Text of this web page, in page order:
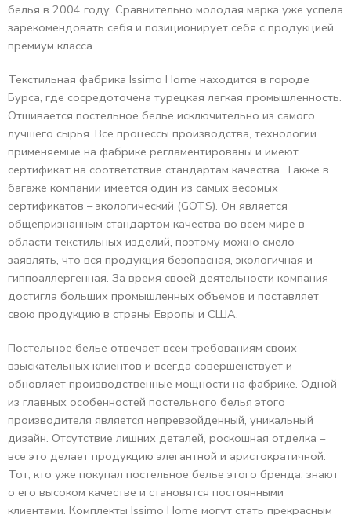
белья в 2004 году. Сравнительно молодая марка уже успела
зарекомендовать себя и позиционирует себя с продукцией
премиум класса.
Текстильная фабрика Issimo Home находится в городе
Бурса, где сосредоточена турецкая легкая промышленность.
Отшивается постельное белье исключительно из самого
лучшего сырья. Все процессы производства, технологии
применяемые на фабрике регламентированы и имеют
сертификат на соответствие стандартам качества. Также в
багаже компании имеется один из самых весомых
сертификатов – экологический (GOTS). Он является
общепризнанным стандартом качества во всем мире в
области текстильных изделий, поэтому можно смело
заявлять, что вся продукция безопасная, экологичная и
гиппоаллергенная. За время своей деятельности компания
достигла больших промышленных объемов и поставляет
свою продукцию в страны Европы и США.
Постельное белье отвечает всем требованиям своих
взыскательных клиентов и всегда совершенствует и
обновляет производственные мощности на фабрике. Одной
из главных особенностей постельного белья этого
производителя является непревзойденный, уникальный
дизайн. Отсутствие лишних деталей, роскошная отделка –
все это делает продукцию элегантной и аристократичной.
Тот, кто уже покупал постельное белье этого бренда, знают
о его высоком качестве и становятся постоянными
клиентами. Комплекты Issimo Home могут стать прекрасным